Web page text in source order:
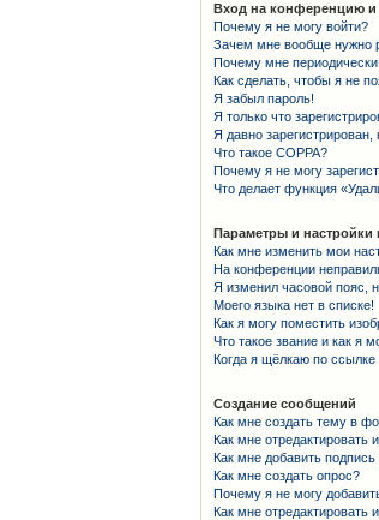
Вход на конференцию и
Почему я не могу войти?
Зачем мне вообще нужно
Почему мне
Как сделать, чтобы я не
Я забыл пароль!
Я только что
Я давно
Что такое COPPA?
Почему я не могу
Что делает функция
Параметры и настройки
Как мне изменить мои
На конференции
Я изменил часовой пояс,
Моего языка нет в списке!
Как я могу поместить
Что такое звание и как я
Когда я щёлкаю по
Создание сообщений
Как мне создать тему в
Как мне отредактировать
Как мне добавить
Как мне создать опрос?
Почему я не могу
Как мне отредактировать